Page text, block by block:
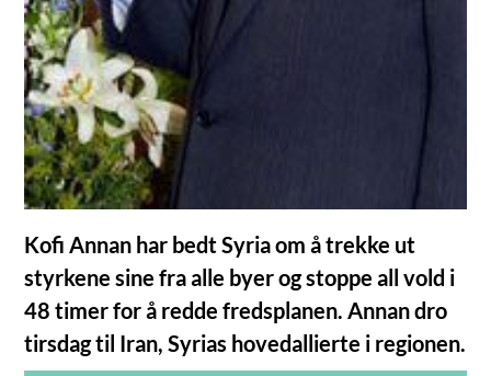
Kofi Annan har bedt Syria om å trekke ut
styrkene sine fra alle byer og stoppe all vold i
48 timer for å redde fredsplanen. Annan dro
tirsdag til Iran, Syrias hovedallierte i regionen.